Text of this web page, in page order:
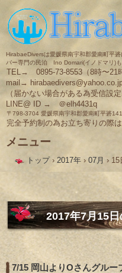
HirabaeDiversは愛媛県南宇和郡愛南町平
バー専門の民泊 Ino Domari(イノドマリ)も
TEL→ 0895-73-8553（8時〜21
mail→
（届かない場合がある為受信設
LINE@ ID → ＠elh4431q
〒798-3704 愛媛県南宇和郡愛南町平碆
完全予約制の為お立ち寄りの際
メニュー
へ
ス
キ
ッ
プ
トップ › 2017年 › 07月 › 15
2017年7月15日
7/15 岡山よりOさんグルー